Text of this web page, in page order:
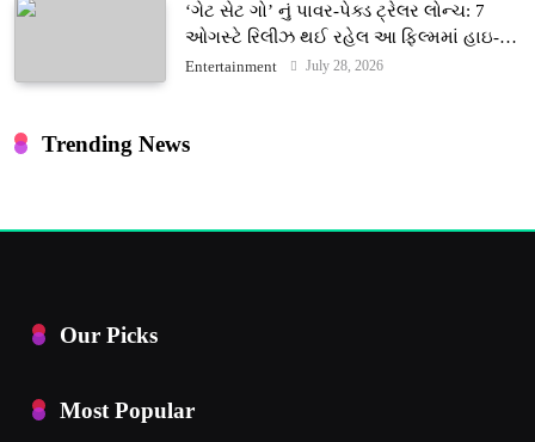
‘ગેટ સેટ ગો’ નું પાવર-પેક્ડ ટ્રેલર લોન્ચ: 7
ઓગસ્ટે રિલીઝ થઈ રહેલ આ ફિલ્મમાં હાઇ-
ટેક VFX જોવા મળશે
Entertainment July 28, 2026
Trending News
Our Picks
Most Popular